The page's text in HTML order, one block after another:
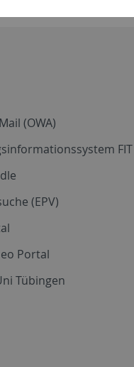
(OWA)
FIT
(EPV)
Portal
Tübingen